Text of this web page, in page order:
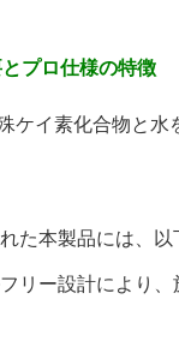
プロ仕様の特徴
ケイ素化合物と
製品には、以下
設計により、施